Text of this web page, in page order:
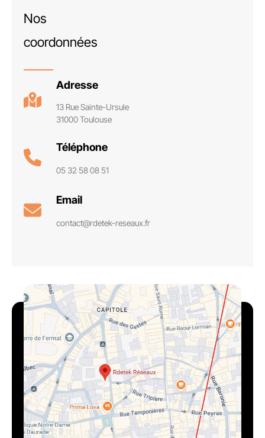
Nos
coordonnées
Adresse
13 Rue Sainte-Ursule
31000 Toulouse
Téléphone
05 32 58 08 51
Email
contact@rdetek-reseaux.fr